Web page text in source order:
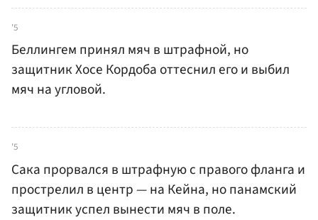
'5
Беллингем принял мяч в штрафной, но
защитник Хосе Кордоба оттеснил его и выбил
мяч на угловой.
'5
Сака прорвался в штрафную с правого фланга и
прострелил в центр — на Кейна, но панамский
защитник успел вынести мяч в поле.